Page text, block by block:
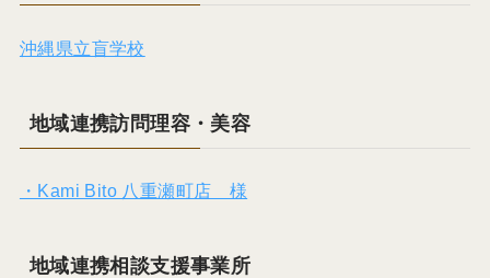
沖縄県立盲学校
地域連携訪問理容・美容
・Kami Bito 八重瀬町店 様
地域連携相談支援事業所